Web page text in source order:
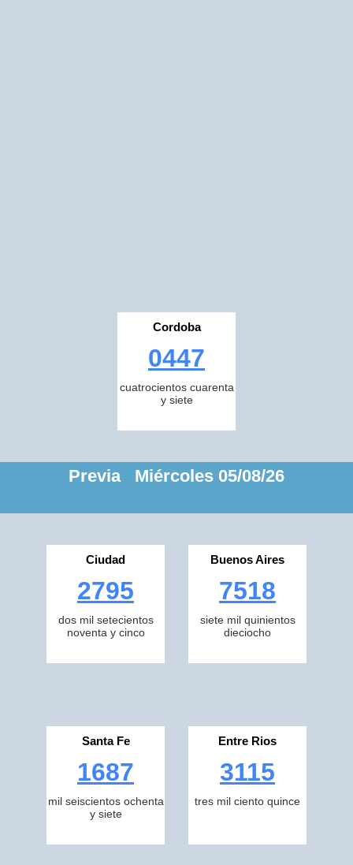
Cordoba
0447
cuatrocientos cuarenta
y siete
Previa Miércoles 05/08/26
Ciudad
2795
dos mil setecientos
noventa y cinco
Buenos Aires
7518
siete mil quinientos
dieciocho
Santa Fe
1687
mil seiscientos ochenta
y siete
Entre Rios
3115
tres mil ciento quince